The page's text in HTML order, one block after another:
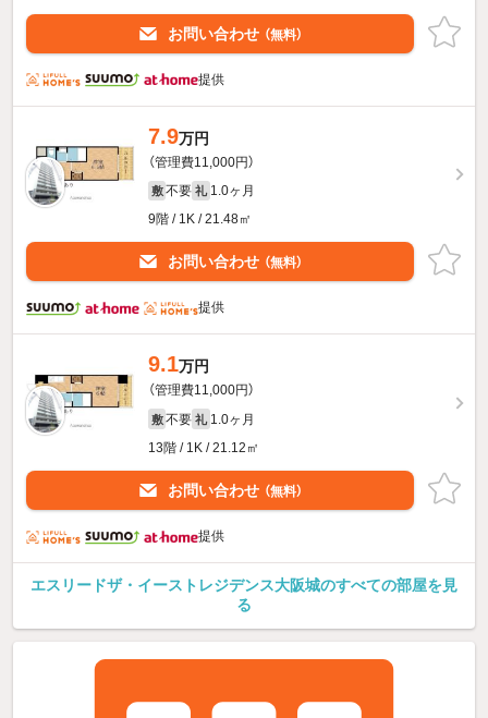
お問い合わせ （無料）
提供
7.9万円
（管理費11,000円）
敷 不要 礼 1.0ヶ月
9階 / 1K / 21.48㎡
お問い合わせ （無料）
提供
9.1万円
（管理費11,000円）
敷 不要 礼 1.0ヶ月
13階 / 1K / 21.12㎡
お問い合わせ （無料）
提供
エスリードザ・イーストレジデンス大阪城のすべての部屋を見
る